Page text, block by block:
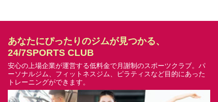
あなたにぴったりのジムが見つかる、
24/7SPORTS CLUB
安心の上場企業が運営する低料金で月謝制のスポーツクラブ。 パ
ーソナルジム、フィットネスジム、ピラティスなど目的にあった
トレーニングができます。